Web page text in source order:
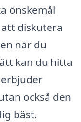
önskemål
diskutera
när du
kan du hitta
också den
bäst.